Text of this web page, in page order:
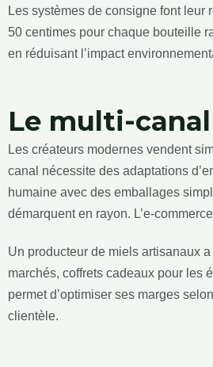
Les systèmes de consigne font leur
50 centimes pour chaque bouteille
en réduisant l’impact
Le multi-
Les créateurs modernes vendent
canal nécessite des adaptations
humaine avec des emballages
démarquent en rayon. L’e-
Un producteur de miels artisanaux
marchés, coffrets cadeaux pour les
permet d’optimiser ses marges
clientèle.